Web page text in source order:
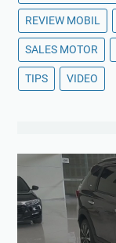
REVIEW MOBIL
SALES MOTOR
TIPS VIDEO